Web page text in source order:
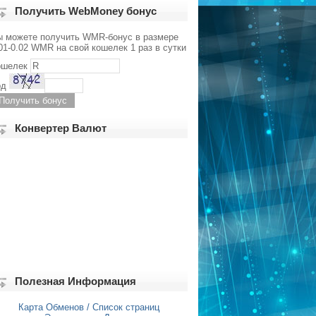
Получить WebMoney бонус
можете получить WMR-бонус в размере
0.02 WMR на свой кошелек 1 раз в сутки
Конвертер Валют
Полезная Информация
Карта Обменов / Список страниц